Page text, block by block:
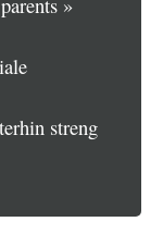
streng